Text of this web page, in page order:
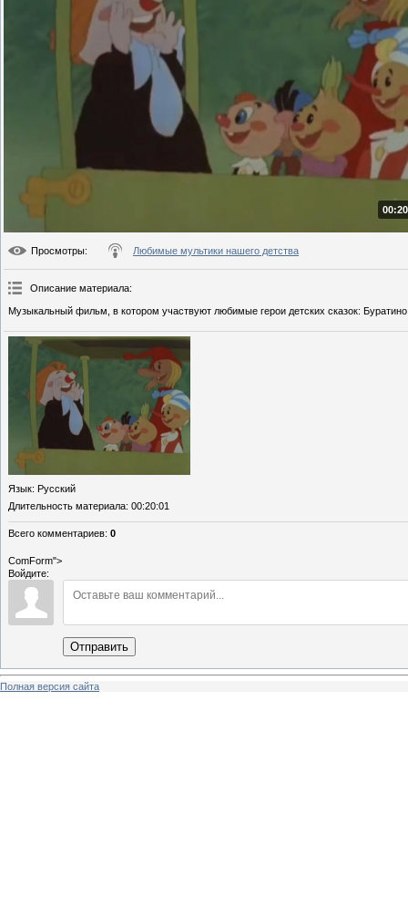
Просмотры: Любимые мультики нашего детства
Описание материала:
Музыкальный фильм, в котором участвуют любимые герои детских сказок:
Язык: Русский
Длительность материала: 00:20:01
Всего комментариев: 0
ComForm">
Войдите:
Отправить
Полная версия сайта